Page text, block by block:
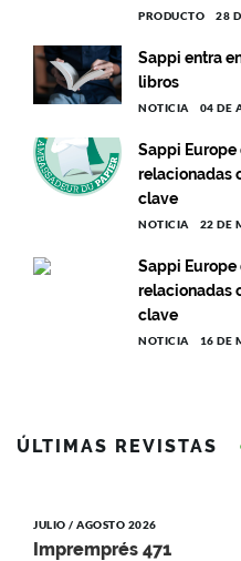
PRODUCTO 28
Sappi entra
libros
NOTICIA 04 DE
Sappi
relacionadas
clave
NOTICIA 22 DE
Sappi
relacionadas
clave
NOTICIA 16 DE
ÚLTIMAS REVISTAS
JULIO / AGOSTO 2026
Impremprés 471